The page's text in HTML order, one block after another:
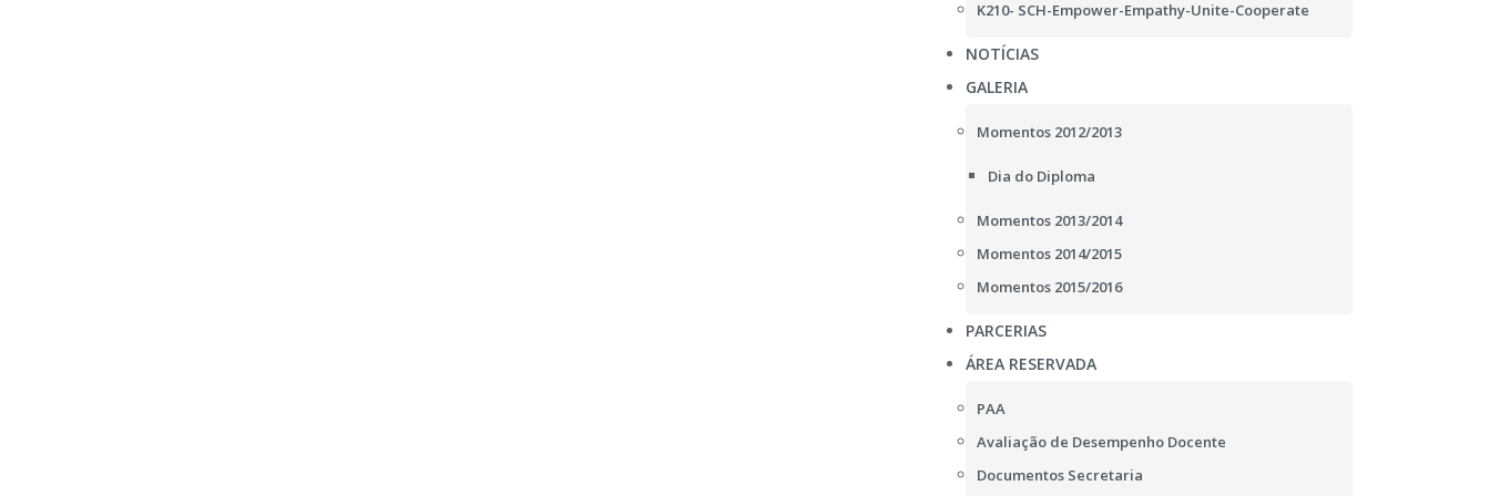
K210- SCH-Empower-Empathy-Unite-Cooperate
NOTÍCIAS
GALERIA
Momentos 2012/2013
Dia do Diploma
Momentos 2013/2014
Momentos 2014/2015
Momentos 2015/2016
PARCERIAS
ÁREA RESERVADA
PAA
Avaliação de Desempenho Docente
Documentos Secretaria